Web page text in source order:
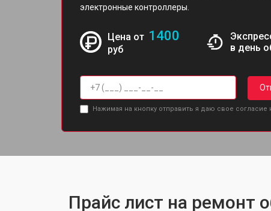
электронные контроллеры.
Цена от 1400
руб
в день
Нажимая на кнопку отправить я даю свое согласие
Прайс лист на ремонт